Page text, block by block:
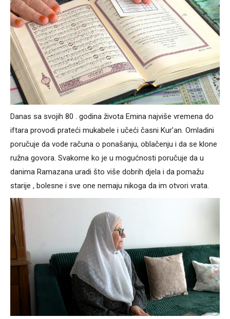
Danas sa svojih 80 . godina života Emina najviše vremena do
iftara provodi prateći mukabele i učeći časni Kur’an. Omladini
poručuje da vode računa o ponašanju, oblačenju i da se klone
ružna govora. Svakome ko je u mogućnosti poručuje da u
danima Ramazana uradi što više dobrih djela i da pomažu
starije , bolesne i sve one nemaju nikoga da im otvori vrata.